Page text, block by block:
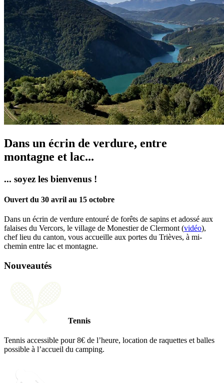
Dans un écrin de verdure, entre
montagne et lac...
... soyez les bienvenus !
Ouvert du 30 avril au 15 octobre
Dans un écrin de verdure entouré de forêts de sapins et adossé aux
falaises du Vercors, le village de Monestier de Clermont (vidéo),
chef lieu du canton, vous accueille aux portes du Trièves, à mi-
chemin entre lac et montagne.
Nouveautés
Tennis
Tennis accessible pour 8€ de l’heure, location de raquettes et balles
possible à l’accueil du camping.